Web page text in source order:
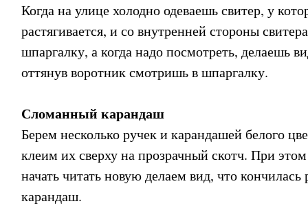
Когда на улице холодно одеваешь свитер, у
растягивается, и со внутренней стороны
шпаргалку, а когда надо посмотреть, делаешь
оттянув воротник смотришь в шпаргалку.
Сломанный карандаш
Берем несколько ручек и карандашей белого
клеим их сверху на прозрачный скотч. При
начать читать новую делаем вид, что
карандаш.